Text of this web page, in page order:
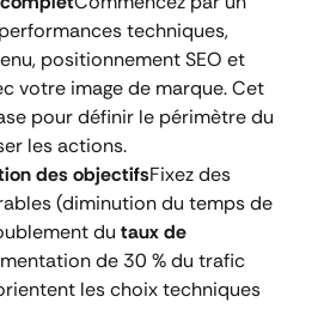
techniques,
positionnement SEO et
votre image de marque. Cet
pour définir le périmètre du
les actions.
des objectifsFixez des
(diminution du temps de
du taux de
de 30 % du trafic
les choix techniques